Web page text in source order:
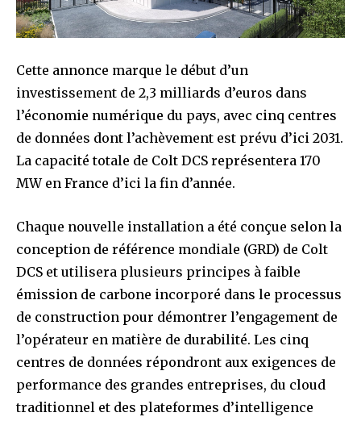
Cette annonce marque le début d’un
investissement de 2,3 milliards d’euros dans
l’économie numérique du pays, avec cinq centres
de données dont l’achèvement est prévu d’ici 2031.
La capacité totale de Colt DCS représentera 170
MW en France d’ici la fin d’année.
Chaque nouvelle installation a été conçue selon la
conception de référence mondiale (GRD) de Colt
DCS et utilisera plusieurs principes à faible
émission de carbone incorporé dans le processus
de construction pour démontrer l’engagement de
l’opérateur en matière de durabilité. Les cinq
centres de données répondront aux exigences de
performance des grandes entreprises, du cloud
traditionnel et des plateformes d’intelligence